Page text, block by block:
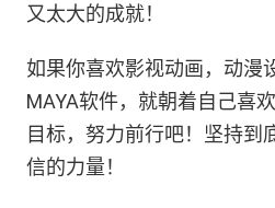
又太大的成就！
如果你喜欢影视动画，动漫
MAYA软件，就朝着自己喜
目标，努力前行吧！坚持到
信的力量！